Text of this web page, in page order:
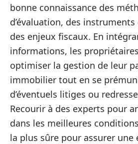
bonne connaissance des
d’évaluation, des
des enjeux fiscaux. En
informations, les
optimiser la gestion de leur
immobilier tout en se
d’éventuels litiges ou
Recourir à des experts pour
dans les meilleures
la plus sûre pour assurer une